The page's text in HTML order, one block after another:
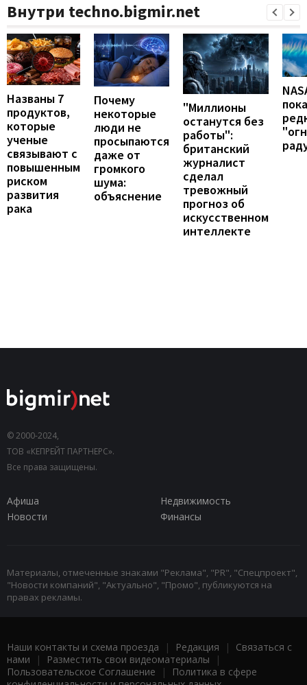
Внутри techno.bigmir.net
Названы 7
продуктов,
которые
ученые
связывают с
повышенным
риском
развития
рака
Почему
некоторые
люди не
просыпаются
даже от
громкого
шума:
объяснение
"Миллионы
останутся без
работы":
британский
журналист
сделал
тревожный
прогноз об
искусственном
интеллекте
© 2000-2024,
ТОВ «КЕПРЕЙТ ПАРТНЕРС».
Все права защищены.
Афиша
Недвижимость
Новости
Финансы
Материалы, отмеченные знаками "Реклама", "PR", "Спецпроект",
"Новости компаний", "Актуально", "Промо", публикуются на
правах рекламы.
Наши контакты и схема проезда | Редакция | Связаться с
нами | Разместить свои видеоматериалы |
Пользовательское Соглашение |
Политика в сфере